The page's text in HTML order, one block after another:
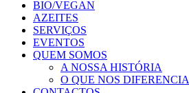
BIO/VEGAN
AZEITES
SERVIÇOS
EVENTOS
QUEM SOMOS
A NOSSA HISTÓRIA
O QUE NOS DIFERENCIA